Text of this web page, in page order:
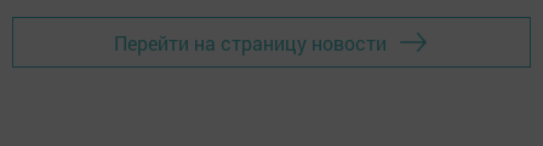
Перейти на страницу новости